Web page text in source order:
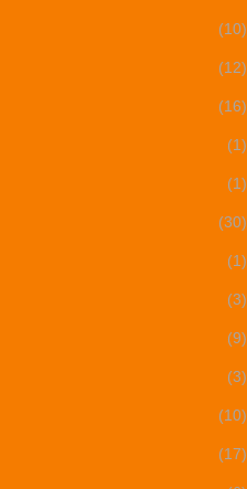
(10)
(12)
(16)
(1)
(1)
(30)
(1)
(3)
(9)
(3)
(10)
(17)